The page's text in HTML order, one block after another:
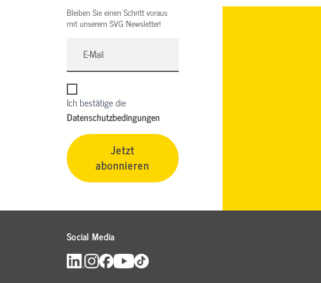
Bleiben Sie einen Schritt voraus
mit unserem SVG Newsletter!
Ich bestätige die
Datenschutzbedingungen
Jetzt
abonnieren
Social Media